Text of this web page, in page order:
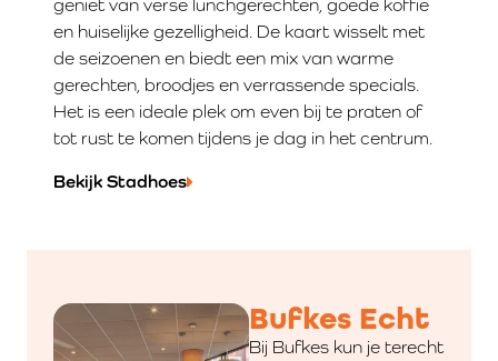
geniet van verse lunchgerechten, goede koffie
en huiselijke gezelligheid. De kaart wisselt met
de seizoenen en biedt een mix van warme
gerechten, broodjes en verrassende specials.
Het is een ideale plek om even bij te praten of
tot rust te komen tijdens je dag in het centrum.
Bekijk Stadhoes
Bufkes Echt
Bij Bufkes kun je terecht